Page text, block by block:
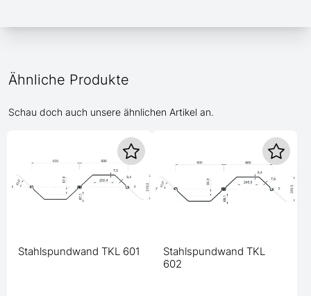
Ähnliche Produkte
Schau doch auch unsere ähnlichen Artikel an.
Stahlspundwand TKL 601
Stahlspundwand TKL
602